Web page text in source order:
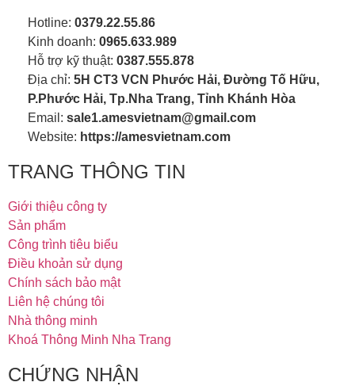
Hotline: 0379.22.55.86
Kinh doanh: 0965.633.989
Hỗ trợ kỹ thuật: 0387.555.878
Địa chỉ: 5H CT3 VCN Phước Hải, Đường Tố Hữu,
P.Phước Hải, Tp.Nha Trang, Tỉnh Khánh Hòa
Email: sale1.amesvietnam@gmail.com
Website: https://amesvietnam.com
TRANG THÔNG TIN
Giới thiệu công ty
Sản phẩm
Công trình tiêu biểu
Điều khoản sử dụng
Chính sách bảo mật
Liên hệ chúng tôi
Nhà thông minh
Khoá Thông Minh Nha Trang
CHỨNG NHẬN